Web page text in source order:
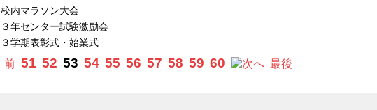
校内マラソン大会
３年センター試験激励会
３学期表彰式・始業式
前 51 52 53 54 55 56 57 58 59 60 へ 最後